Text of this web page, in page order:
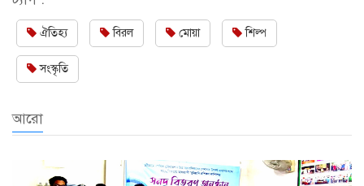
ঐতিহ্য বিরল মোয়া শিল্প
সংস্কৃতি
আরো